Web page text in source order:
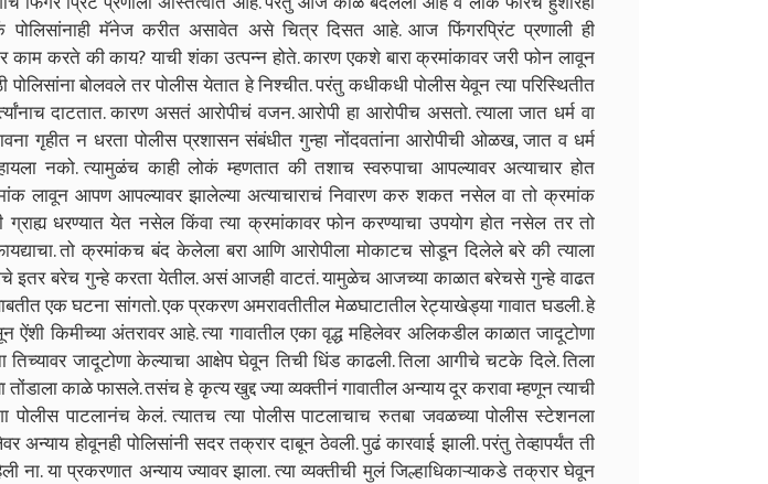
मॅनेज करीत असावेत असे चित्र दिसत आहे. आज फिंगरप्रिंट प्रणाली ही
काम करते की काय? याची शंका उत्पन्न होते. कारण एकशे बारा क्रमांकावर जरी फोन लावून
पोलिसांना बोलवले तर पोलीस येतात हे निश्चीत. परंतु कधीकधी पोलीस येवून त्या परिस्थितीत
दाटतात. कारण असतं आरोपीचं वजन. आरोपी हा आरोपीच असतो. त्याला जात धर्म वा
गृहीत न धरता पोलीस प्रशासन संबंधीत गुन्हा नोंदवतांना आरोपीची ओळख, जात व धर्म
नको. त्यामुळंच काही लोकं म्हणतात की तशाच स्वरुपाचा आपल्यावर अत्याचार होत
लावून आपण आपल्यावर झालेल्या अत्याचाराचं निवारण करु शकत नसेल वा तो क्रमांक
ग्राह्य धरण्यात येत नसेल किंवा त्या क्रमांकावर फोन करण्याचा उपयोग होत नसेल तर तो
तो क्रमांकच बंद केलेला बरा आणि आरोपीला मोकाटच सोडून दिलेले बरे की त्याला
इतर बरेच गुन्हे करता येतील. असं आजही वाटतं. यामुळेच आजच्या काळात बरेचसे गुन्हे वाढत
एक घटना सांगतो. एक प्रकरण अमरावतीतील मेळघाटातील रेट्याखेड्या गावात घडली. हे
ऐंशी किमीच्या अंतरावर आहे. त्या गावातील एका वृद्ध महिलेवर अलिकडील काळात जादूटोणा
तिच्यावर जादूटोणा केल्याचा आक्षेप घेवून तिची धिंड काढली. तिला आगीचे चटके दिले. तिला
काळे फासले. तसंच हे कृत्य खुद्द ज्या व्यक्तीनं गावातील अन्याय दूर करावा म्हणून त्याची
पोलीस पाटलानंच केलं. त्यातच त्या पोलीस पाटलाचाच रुतबा जवळच्या पोलीस स्टेशनला
अन्याय होवूनही पोलिसांनी सदर तक्रार दाबून ठेवली. पुढं कारवाई झाली. परंतु तेव्हापर्यंत ती
ना. या प्रकरणात अन्याय ज्यावर झाला. त्या व्यक्तीची मुलं जिल्हाधिकाऱ्याकडे तक्रार घेवून